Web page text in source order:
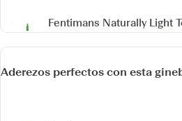
Fentimans Naturally Light
Aderezos perfectos con esta